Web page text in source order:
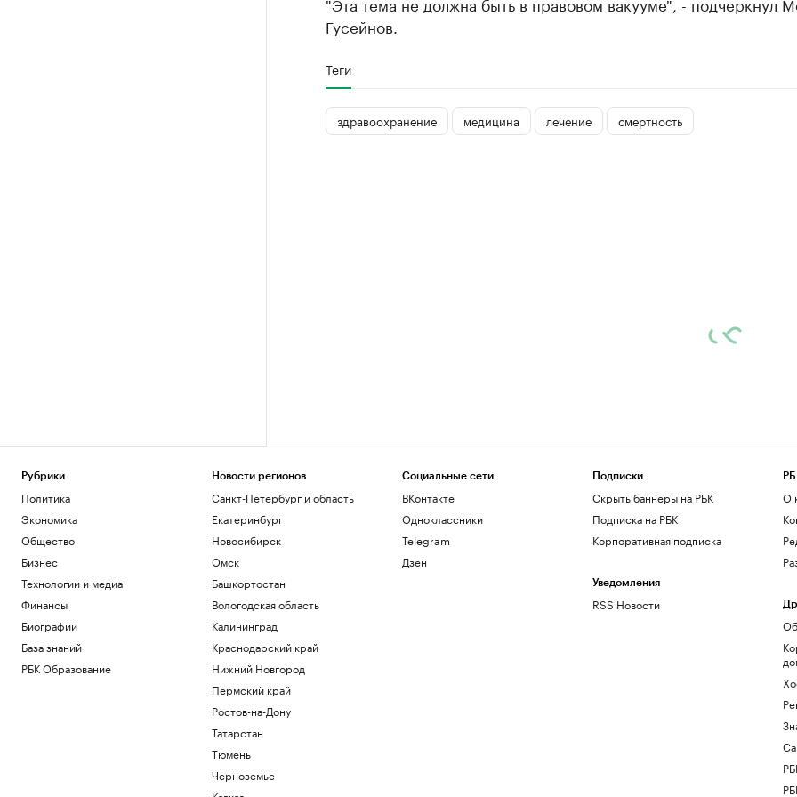
Гусейнов.
Теги
здравоохранение медицина лечение смертность
Рубрики
Политика
Экономика
Общество
Бизнес
Технологии и медиа
Финансы
Биографии
База знаний
РБК Образование
Новости регионов
Санкт-Петербург и область
Екатеринбург
Новосибирск
Омск
Башкортостан
Вологодская область
Калининград
Краснодарский край
Нижний Новгород
Пермский край
Ростов-на-Дону
Татарстан
Тюмень
Черноземье
Социальные сети
ВКонтакте
Одноклассники
Telegram
Дзен
Подписки
Скрыть баннеры на РБК
Подписка на РБК
Корпоративная подписка
Уведомления
RSS Новости
О